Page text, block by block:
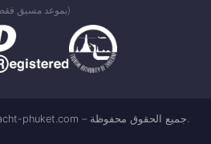
(بموعد مسبق فقط)